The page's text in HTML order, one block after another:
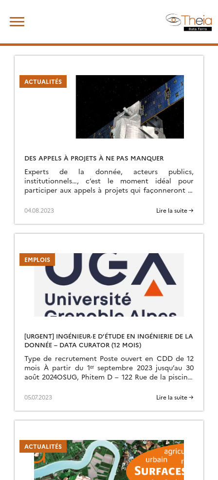
content
ACTUALITÉS
DES APPELS À PROJETS À NE PAS MANQUER
Experts de la donnée, acteurs publics,
institutionnels…, c’est le moment idéal pour
participer aux appels à projets qui façonneront le
appels d’offre INSU 2023 […]
04.08.2023 Lire la suite →
EMPLOIS
[URGENT] INGÉNIEUR·E D’ÉTUDE EN INGÉNIERIE DE LA
DONNÉE – DATA CURATOR (12 MOIS)
Type de recrutement Poste ouvert en CDD de 12
mois À partir du 1ᵉʳ septembre 2023 jusqu’au 30
août 2024OSUG, Phitem D – 122 Rue de la piscine,
05.07.2023 Lire la suite →
ACTUALITÉS